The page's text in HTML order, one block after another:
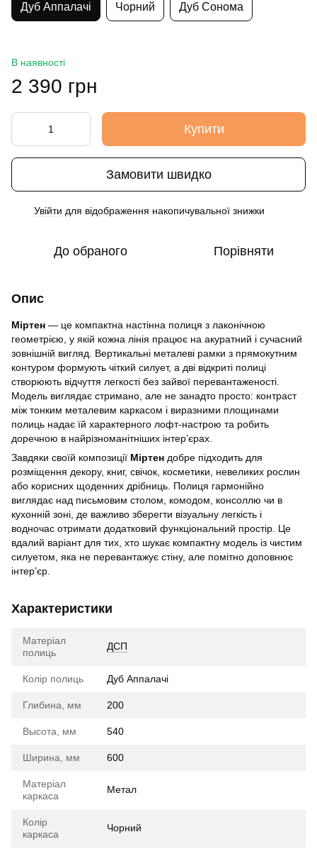
Дуб Аппалачі Чорний Дуб Сонома
В наявності
2 390 грн
Купити
Замовити швидко
Увійти для відображення накопичувальної знижки
До обраного Порівняти
Опис
Міртен — це компактна настінна полиця з лаконічною
геометрією, у якій кожна лінія працює на акуратний і сучасний
зовнішній вигляд. Вертикальні металеві рамки з прямокутним
контуром формують чіткий силует, а дві відкриті полиці
створюють відчуття легкості без зайвої перевантаженості.
Модель виглядає стримано, але не занадто просто: контраст
між тонким металевим каркасом і виразними площинами
полиць надає їй характерного лофт-настрою та робить
доречною в найрізноманітніших інтер’єрах.
Завдяки своїй композиції Міртен добре підходить для
розміщення декору, книг, свічок, косметики, невеликих рослин
або корисних щоденних дрібниць. Полиця гармонійно
виглядає над письмовим столом, комодом, консоллю чи в
кухонній зоні, де важливо зберегти візуальну легкість і
водночас отримати додатковий функціональний простір. Це
вдалий варіант для тих, хто шукає компактну модель із чистим
силуетом, яка не перевантажує стіну, але помітно доповнює
інтер’єр.
Характеристики
Матеріал
полиць
ДСП
Колір полиць Дуб Аппалачі
Глибина, мм 200
Высота, мм 540
Ширина, мм 600
Матеріал
каркаса
Метал
Колір
каркаса
Чорний